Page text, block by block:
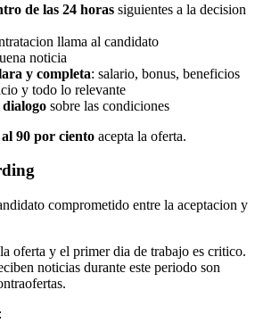
de las 24 horas siguientes a la decision
llama al candidato
noticia
y completa: salario, bonus, beneficios
y todo lo relevante
dialogo sobre las condiciones
al 90 por ciento acepta la oferta.
comprometido entre la aceptacion y
oferta y el primer dia de trabajo es critico.
noticias durante este periodo son